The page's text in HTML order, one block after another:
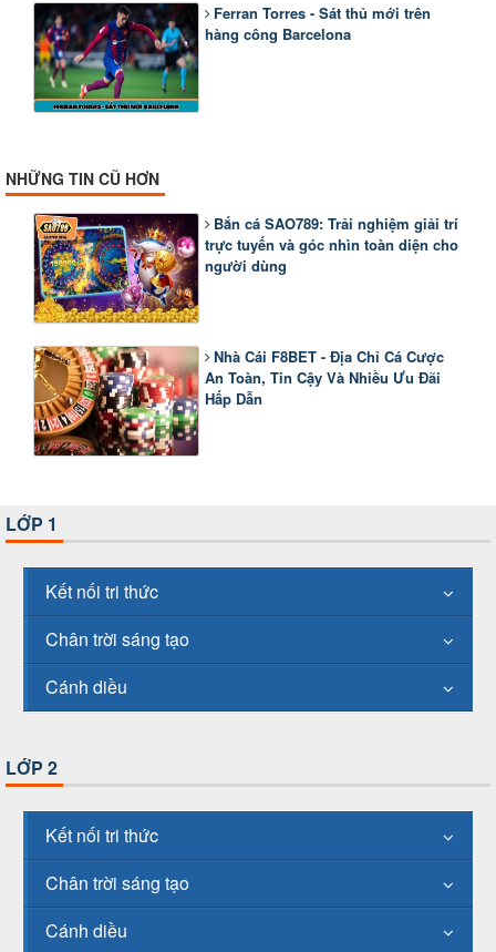
Ferran Torres - Sát thủ mới trên
hàng công Barcelona
NHỮNG TIN CŨ HƠN
Bắn cá SAO789: Trải nghiệm giải trí
trực tuyến và góc nhìn toàn diện cho
người dùng
Nhà Cái F8BET - Địa Chỉ Cá Cược
An Toàn, Tin Cậy Và Nhiều Ưu Đãi
Hấp Dẫn
LỚP 1
Kết nối tri thức
Chân trời sáng tạo
Cánh diều
LỚP 2
Kết nối tri thức
Chân trời sáng tạo
Cánh diều